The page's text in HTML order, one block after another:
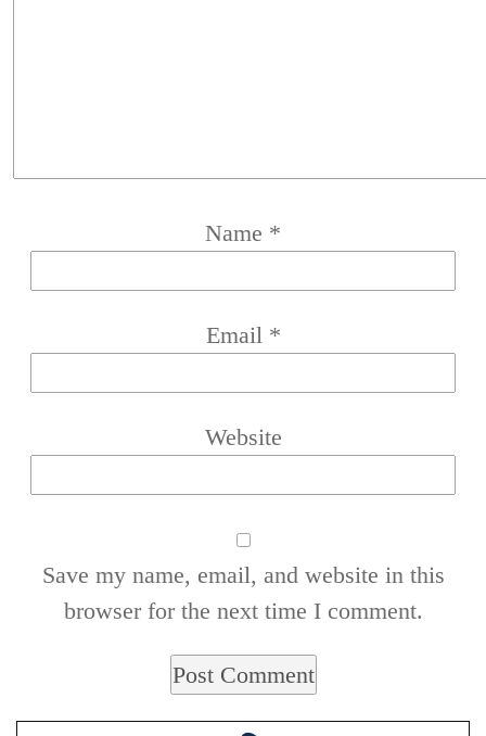
Name *
Email *
Website
Save my name, email, and website in this
browser for the next time I comment.